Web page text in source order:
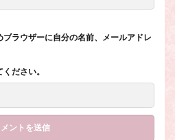
ラウザーに自分の名前、メールアドレ
ださい。